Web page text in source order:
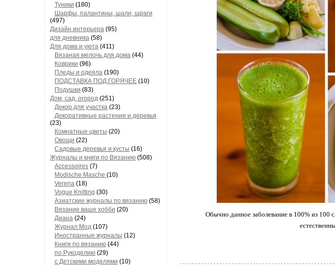
Туники (180)
Шарфы, палантины, шали, шраги
(497)
Дизайн интерьера (95)
для дневника (58)
Для дома и уюта (411)
Вязаная мелочь для дома (44)
Коврики (96)
Пледы и одеяла (190)
ПОДСТАВКА ПОД ГОРЯЧЕЕ (10)
Подушки (83)
Дом, сад, огород (251)
Декор для участка (23)
Декоративные растения и деревья
(23)
Комнатные цветы (20)
Овощи (22)
Садовые деревья и кусты (16)
Журналы и книги по Вязанию (508)
Accessoires (7)
Modische Masche (10)
Verena (18)
Vogue Knitting (30)
Азиатские журналы по вязанию (58)
Вязание ваше хобби (20)
Диана (24)
Журнал Мод (107)
Иностранные журналы (12)
Книги по вязанию (44)
по Рукоделию (29)
с Детскими моделями (10)
Обычно данное заболевание в 100% из 100